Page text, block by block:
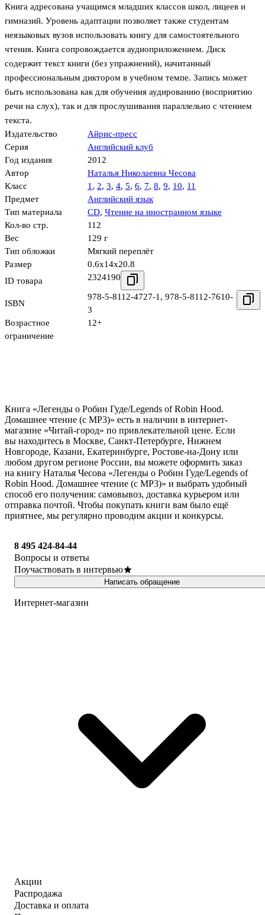
Книга адресована учащимся младших классов школ, лицеев и
гимназий. Уровень адаптации позволяет также студентам
неязыковых вузов использовать книгу для самостоятельного
чтения. Книга сопровождается аудиоприложением. Диск
содержит текст книги (без упражнений), начитанный
профессиональным диктором в учебном темпе. Запись может
быть использована как для обучения аудированию (восприятию
речи на слух), так и для прослушивания параллельно с чтением
текста.
Издательство
Айрис-пресс
Серия
Английский клуб
Год издания
2012
Автор
Наталья Николаевна Чесова
Класс
1, 2, 3, 4, 5, 6, 7, 8, 9, 10, 11
Предмет
Английский язык
Тип материала
CD, Чтение на иностранном языке
Кол-во стр.
112
Вес
129 г
Тип обложки
Мягкий переплёт
Размер
0.6x14x20.8
ID товара
2324190
ISBN
978-5-8112-4727-1, 978-5-8112-7610-
3
Возрастное
ограничение
12+
Книга «Легенды о Робин Гуде/Legends of Robin Hood.
Домашнее чтение (с MP3)» есть в наличии в интернет-
магазине «Читай-город» по привлекательной цене. Если
вы находитесь в Москве, Санкт-Петербурге, Нижнем
Новгороде, Казани, Екатеринбурге, Ростове-на-Дону или
любом другом регионе России, вы можете оформить заказ
на книгу Наталья Чесова «Легенды о Робин Гуде/Legends of
Robin Hood. Домашнее чтение (с MP3)» и выбрать удобный
способ его получения: самовывоз, доставка курьером или
отправка почтой. Чтобы покупать книги вам было ещё
приятнее, мы регулярно проводим акции и конкурсы.
8 495 424-84-44
Вопросы и ответы
Поучаствовать в интервью
Написать обращение
Интернет-магазин
Акции
Распродажа
Доставка и оплата